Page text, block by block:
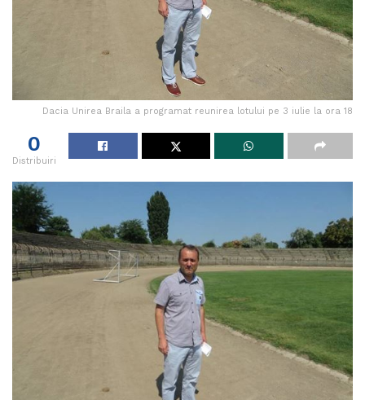
Dacia Unirea Braila a programat reunirea lotului pe 3 iulie la ora 18
0
Distribuiri